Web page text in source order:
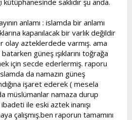
kütüphanesinde saklıdır şu anda.
anlamı : islamda bir anlamı
kapanılacak bir varlık değildir
olay azteklerdede varmış. ama
güneş ışıklarını toğrağa
için secde ederlermiş. raporu
da namazın güneş
işaret ederek ( mesela
müslümanlar namaza durup
ile eski aztek inanışı
çalışmış.ben raporun tamamını